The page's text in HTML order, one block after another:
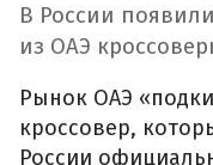
В России
из ОАЭ
Рынок ОАЭ
кроссовер,
России